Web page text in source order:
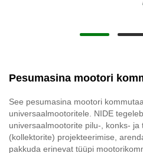
Pesumasina mootori
See pesumasina mootori
universaalmootoritele. NIDE
universaalmootorite pilu-, konks-
(kollektorite) projekteerimise,
pakkuda erinevat tüüpi